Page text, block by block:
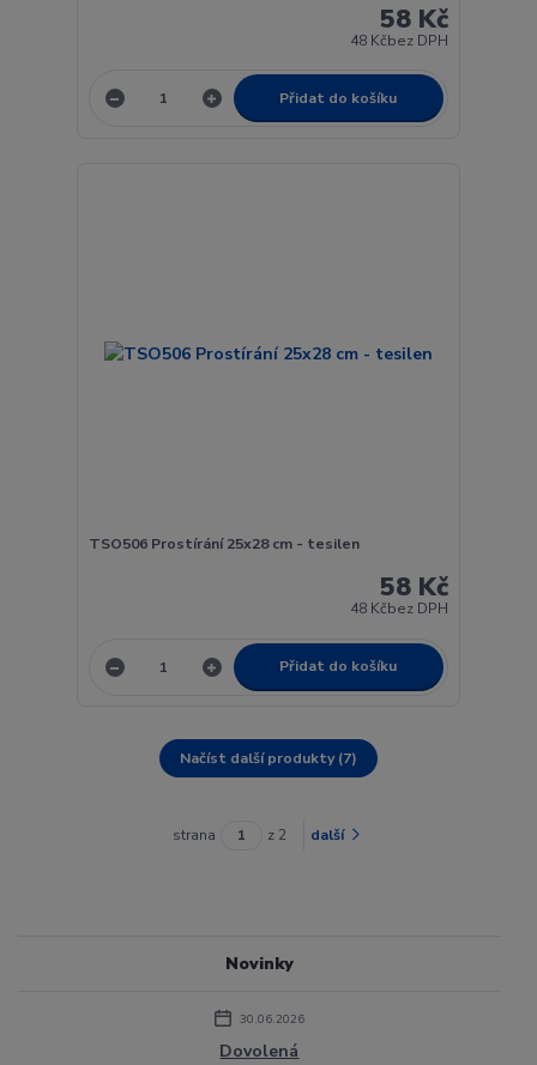
58 Kč
48 Kčbez DPH
Přidat do košíku
TSO506 Prostírání 25x28 cm - tesilen
58 Kč
48 Kčbez DPH
Přidat do košíku
Načíst další produkty (7)
strana z 2 další
Novinky
30.06.2026
Dovolená